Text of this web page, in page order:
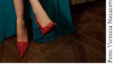
Foto: Victoria Nazarova